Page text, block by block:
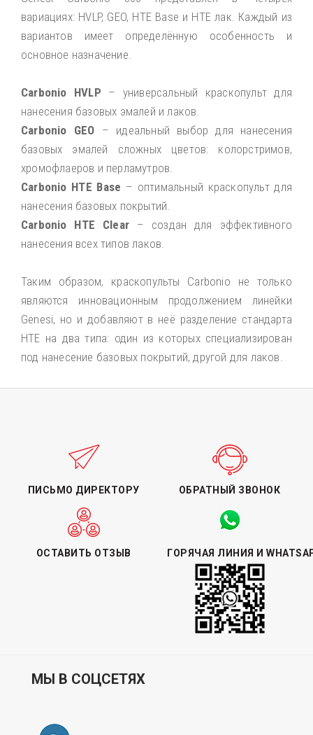
вариациях: HVLP, GEO, HTE Base и HTE лак. Каждый из
вариантов имеет определённую особенность и
основное назначение.
Carbonio HVLP – универсальный краскопульт для
нанесения базовых эмалей и лаков.
Carbonio GEO – идеальный выбор для нанесения
базовых эмалей сложных цветов: колорстримов,
хромофлаеров и перламутров.
Carbonio HTE Base – оптимальный краскопульт для
нанесения базовых покрытий.
Carbonio HTE Clear – создан для эффективного
нанесения всех типов лаков.
Таким образом, краскопульты Carbonio не только
являются инновационным продолжением линейки
Genesi, но и добавляют в неё разделение стандарта
HTE на два типа: один из которых специализирован
под нанесение базовых покрытий, другой для лаков.
ПИСЬМО ДИРЕКТОРУ ОБРАТНЫЙ ЗВОНОК
ОСТАВИТЬ ОТЗЫВ ГОРЯЧАЯ ЛИНИЯ И
МЫ В СОЦСЕТЯХ